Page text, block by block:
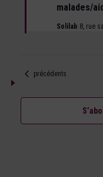
malades/
Solilab 8, rue
Évènements
précédents